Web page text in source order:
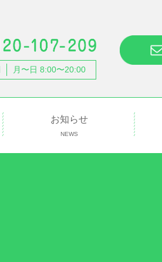
月〜日 8:00〜20:00
お知らせ
NEWS